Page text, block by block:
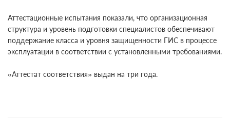
Аттестационные испытания показали, что организационная
структура и уровень подготовки специалистов обеспечивают
поддержание класса и уровня защищенности ГИС в процессе
эксплуатации в соответствии с установленными требованиями.
«Аттестат соответствия» выдан на три года.